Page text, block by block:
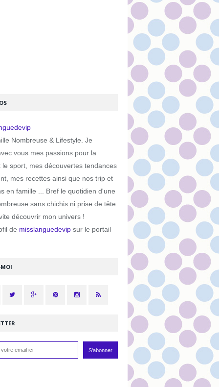
Nombreuse & Lifestyle. Je
vous mes passions pour la
le sport, mes découvertes tendances
mes recettes ainsi que nos trip et
en famille ... Bref le quotidien d'une
sans chichis ni prise de tête
découvrir mon univers !
de misslanguedevip sur le portail